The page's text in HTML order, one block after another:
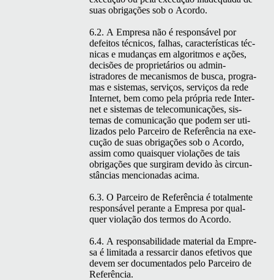
suas obri­gações sob o Acordo.
6.2. A Empre­sa não é respon­sáv­el por
defeitos téc­ni­cos, fal­has, car­ac­terís­ti­cas téc­
ni­cas e mudanças em algo­rit­mos e ações,
decisões de pro­pri­etários ou admin­
istradores de mecan­is­mos de bus­ca, pro­gra­
mas e sis­temas, serviços, serviços da rede
Inter­net, bem como pela própria rede Inter­
net e sis­temas de tele­co­mu­ni­cações, sis­
temas de comu­ni­cação que podem ser uti­
liza­dos pelo Par­ceiro de Refer­ên­cia na exe­
cução de suas obri­gações sob o Acor­do,
assim como quais­quer vio­lações de tais
obri­gações que sur­gi­ram dev­i­do às cir­cun­
stân­cias men­cionadas acima.
6.3. O Par­ceiro de Refer­ên­cia é total­mente
respon­sáv­el per­ante a Empre­sa por qual­
quer vio­lação dos ter­mos do Acordo.
6.4. A respon­s­abil­i­dade mate­r­i­al da Empre­
sa é lim­i­ta­da a ressar­cir danos efe­tivos que
devem ser doc­u­men­ta­dos pelo Par­ceiro de
Referência.